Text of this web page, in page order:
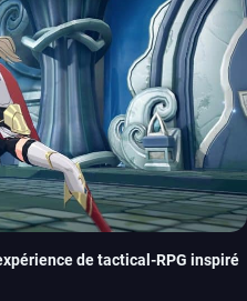
de tactical-RPG inspiré